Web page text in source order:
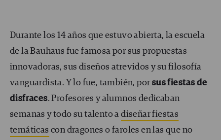
Durante los 14 años que estuvo abierta, la escuela
de la Bauhaus fue famosa por sus propuestas
innovadoras, sus diseños atrevidos y su filosofía
vanguardista. Y lo fue, también, por sus fiestas de
disfraces. Profesores y alumnos dedicaban
semanas y todo su talento adiseñar fiestas
temáticas con dragones o faroles en las que no